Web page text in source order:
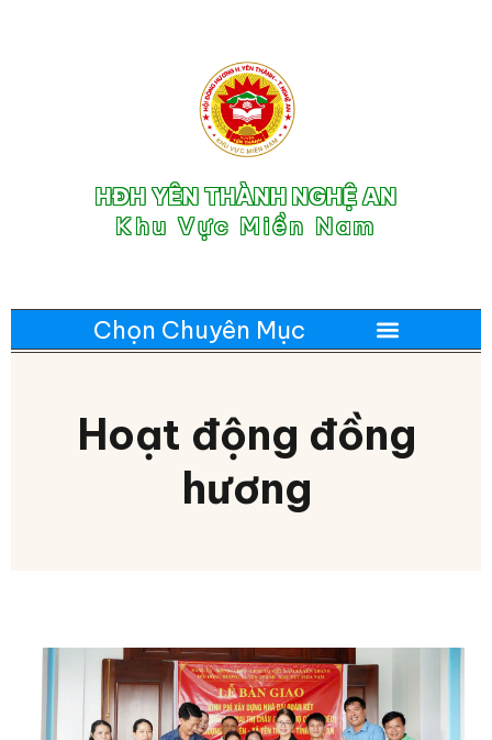
HĐH YÊN THÀNH NGHỆ AN
Khu Vực Miền Nam
Hoạt động đồng
hương